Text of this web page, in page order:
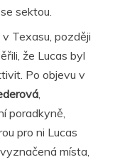
sektou.
v Texasu, později
že Lucas byl
Po objevu v
poradkyně,
pro ni Lucas
místa,